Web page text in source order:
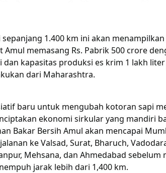
sepanjang 1.400 km ini akan
Amul memasang Rs. Pabrik 500 crore
dan kapasitas produksi es krim 1 lakh
dari Maharashtra.
baru untuk mengubah kotoran sapi
ekonomi sirkular yang mandiri
Bakar Bersih Amul akan mencapai
ke Valsad, Surat, Bharuch,
Mehsana, dan Ahmedabad
jarak lebih dari 1,400 km.